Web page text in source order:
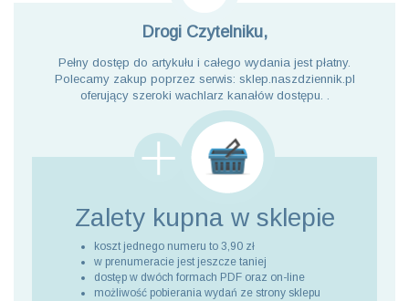
Drogi Czytelniku,
Pełny dostęp do artykułu i całego wydania jest płatny.
Polecamy zakup poprzez serwis: sklep.naszdziennik.pl
oferujący szeroki wachlarz kanałów dostępu. .
Zalety kupna w sklepie
koszt jednego numeru to 3,90 zł
w prenumeracie jest jeszcze taniej
dostęp w dwóch formach PDF oraz on-line
możliwość pobierania wydań ze strony sklepu